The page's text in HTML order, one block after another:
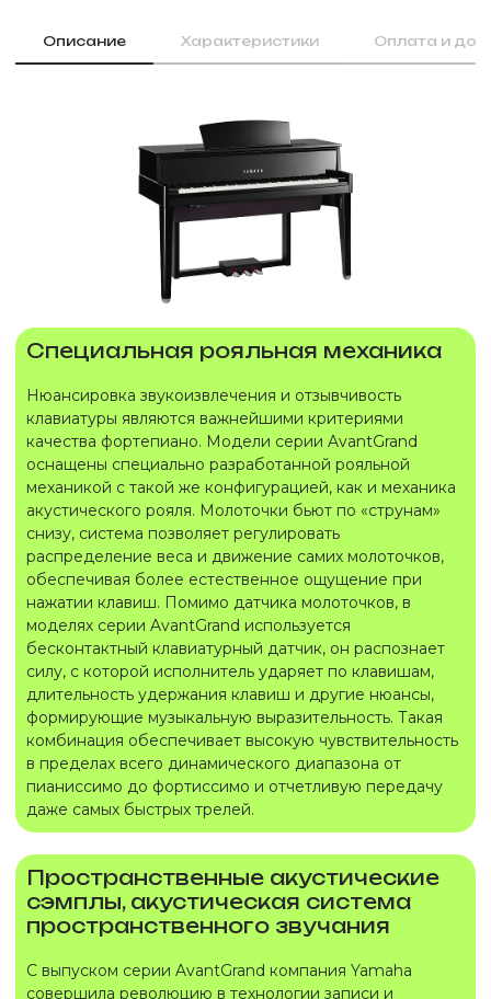
Описание Характеристики Оплата и
Специальная рояльная механика
Нюансировка звукоизвлечения и отзывчивость
клавиатуры являются важнейшими критериями
качества фортепиано. Модели серии AvantGrand
оснащены специально разработанной рояльной
механикой с такой же конфигурацией, как и механика
акустического рояля. Молоточки бьют по «струнам»
снизу, система позволяет регулировать
распределение веса и движение самих молоточков,
обеспечивая более естественное ощущение при
нажатии клавиш. Помимо датчика молоточков, в
моделях серии AvantGrand используется
бесконтактный клавиатурный датчик, он распознает
силу, с которой исполнитель ударяет по клавишам,
длительность удержания клавиш и другие нюансы,
формирующие музыкальную выразительность. Такая
комбинация обеспечивает высокую чувствительность
в пределах всего динамического диапазона от
пианиссимо до фортиссимо и отчетливую передачу
даже самых быстрых трелей.
Пространственные акустические
сэмплы, акустическая система
пространственного звучания
С выпуском серии AvantGrand компания Yamaha
совершила революцию в технологии записи и